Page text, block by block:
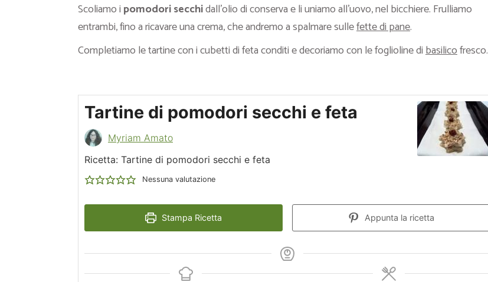
Scoliamo i pomodori secchidall’olio di conserva e li uniamo all’uovo, nel bicchiere. Frulliamo
entrambi, fino a ricavare una crema, che andremo a spalmare sullefette di pane.
Completiamo le tartine con i cubetti di feta conditi e decoriamo con le foglioline dibasilicofresco.
Tartine di pomodori secchi e feta
Myriam Amato
Ricetta: Tartine di pomodori secchi e feta
Nessuna valutazione
Stampa Ricetta Appunta la ricetta